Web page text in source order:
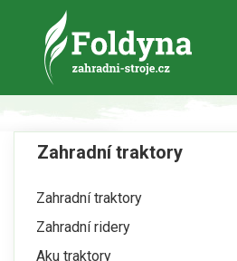
Zahradní traktory
Zahradní traktory
Zahradní ridery
Aku traktory